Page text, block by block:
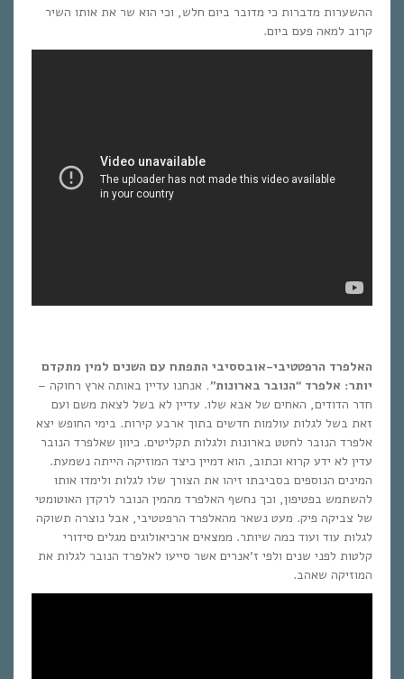
ההשערות מדברות כי מדובר ביום חלש, וכי הוא שר את אותו השיר
קרוב למאה פעם ביום.
האלפרד הרפטטיבי-אובססיבי התפתח עם השנים למין מתקדם
יותר: אלפרד “הנובר בארונות”. אנחנו עדיין באותה ארץ רחוקה –
חדר הדודים, האחים של אבא שלו. עדיין לא בשל לצאת משם ועם
זאת בשל לגלות עולמות חדשים בתוך ארבע קירות. בימי החופש יצא
אלפרד הנובר לחטט בארונות ולגלות תקליטים. כיוון שאלפרד הנובר
עדין לא ידע קרוא וכתוב, הוא דמיין כיצד המוזיקה הייתה נשמעת.
המינים הנוספים בסביבתו זיהו את הצורך שלו לגלות ולימדו אותו
להשתמש בפטיפון, וכך נחשף האלפרד מהמין הנובר לרקדן האוטומטי
של צביקה פיק. מעט נשאר מהאלפרד הרפטטיבי, אבל נוצרה תשוקה
לגלות עוד ועוד כמה שיותר. ממצאים ארכיאולוגים מגלים סידורי
קלטות לפני שנים ולפי ז’אנרים אשר סייעו לאלפרד הנובר לגלות את
המוזיקה שאהב.